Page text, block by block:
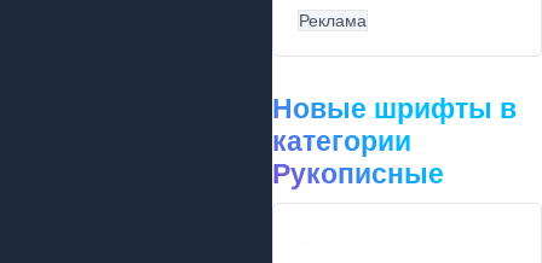
Реклама
Новые шрифты в
категории
Рукописные